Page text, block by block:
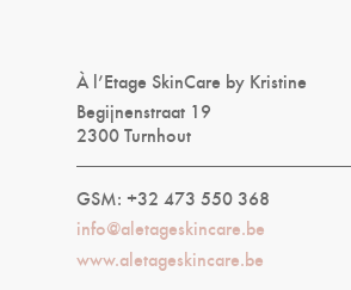
À l’Etage SkinCare by Kristine
Begijnenstraat 19
2300 Turnhout
GSM: +32 473 550 368
info@aletageskincare.be
www.aletageskincare.be